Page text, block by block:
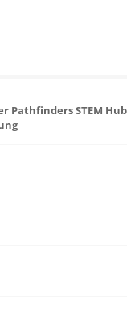
Pathfinders STEM Hub